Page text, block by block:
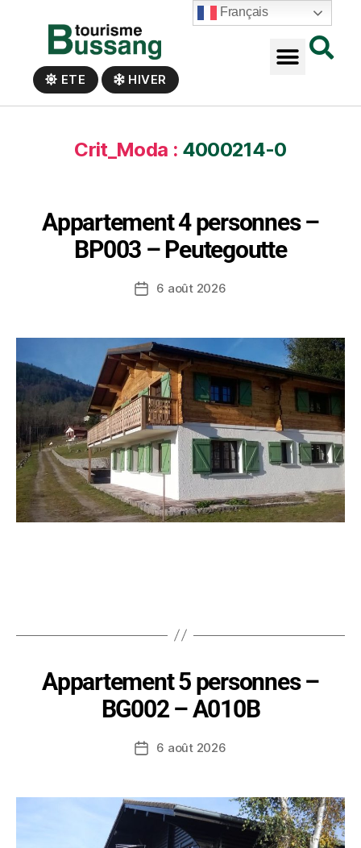
ETE HIVER
Crit_Moda : 4000214-0
Appartement 4 personnes –
BP003 – Peutegoutte
6 août 2026
Appartement 5 personnes –
BG002 – A010B
6 août 2026
Français
Panneau de gestion des cookies